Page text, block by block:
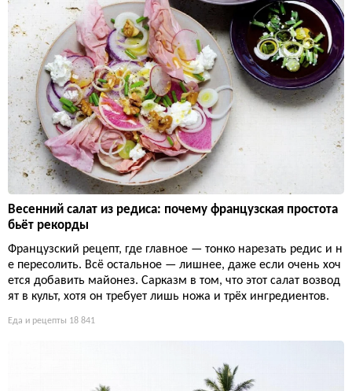
Весенний салат из редиса: почему французская простота
бьёт рекорды
Французский рецепт, где главное — тонко нарезать редис и н
е пересолить. Всё остальное — лишнее, даже если очень хоч
ется добавить майонез. Сарказм в том, что этот салат возвод
ят в культ, хотя он требует лишь ножа и трёх ингредиентов.
Еда и рецепты 18 841